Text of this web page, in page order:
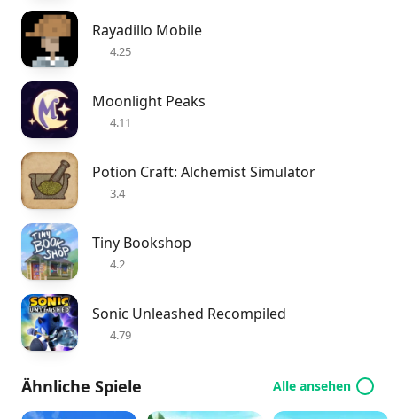
Rayadillo Mobile
4.25
Moonlight Peaks
4.11
Potion Craft: Alchemist Simulator
3.4
Tiny Bookshop
4.2
Sonic Unleashed Recompiled
4.79
Ähnliche Spiele Alle ansehen